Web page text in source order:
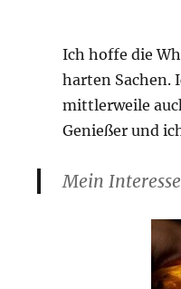
Ich hoffe die
harten Sachen.
mittlerweile
Genießer und
Mein